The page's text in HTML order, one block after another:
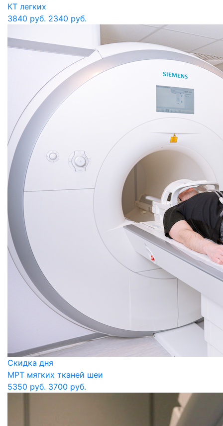
КТ легких
3840 руб. 2340 руб.
Скидка дня
МРТ мягких тканей шеи
5350 руб. 3700 руб.